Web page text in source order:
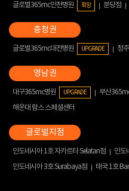
글로벌365mc인천병원 확장 분당점
글로벌365mc대전병원 UPGRADE 청
대구365mc병원 UPGRADE 부산
해운대 람스 스페셜센터
인도네시아 1호 자카르타 Selatan점
인도
인도네시아 3호 Surabaya점
태국 1호